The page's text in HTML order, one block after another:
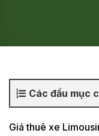
Các đầu mục
Giá thuê xe